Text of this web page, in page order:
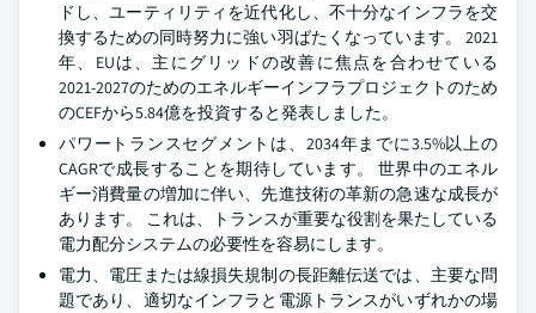
ドし、ユーティリティを近代化し、不十分なインフラを交
換するための同時努力に強い羽ばたくなっています。 2021
年、EUは、主にグリッドの改善に焦点を合わせている
2021-2027のためのエネルギーインフラプロジェクトのため
のCEFから5.84億を投資すると発表しました。
パワートランスセグメントは、2034年までに3.5%以上の
CAGRで成長することを期待しています。 世界中のエネル
ギー消費量の増加に伴い、先進技術の革新の急速な成長が
あります。 これは、トランスが重要な役割を果たしている
電力配分システムの必要性を容易にします。
電力、電圧または線損失規制の長距離伝送では、主要な問
題であり、適切なインフラと電源トランスがいずれかの場